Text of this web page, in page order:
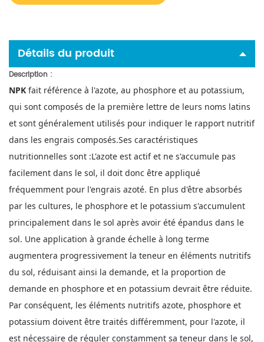
Détails du produit
Description :
NPK fait référence à l'azote, au phosphore et au potassium,
qui sont composés de la première lettre de leurs noms latins
et sont généralement utilisés pour indiquer le rapport nutritif
dans les engrais composés.Ses caractéristiques
nutritionnelles sont :L'azote est actif et ne s'accumule pas
facilement dans le sol, il doit donc être appliqué
fréquemment pour l'engrais azoté. En plus d'être absorbés
par les cultures, le phosphore et le potassium s'accumulent
principalement dans le sol après avoir été épandus dans le
sol. Une application à grande échelle à long terme
augmentera progressivement la teneur en éléments nutritifs
du sol, réduisant ainsi la demande, et la proportion de
demande en phosphore et en potassium devrait être réduite.
Par conséquent, les éléments nutritifs azote, phosphore et
potassium doivent être traités différemment, pour l'azote, il
est nécessaire de réguler constamment sa teneur dans le sol,